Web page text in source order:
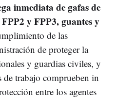
inmediata de gafas de
y FPP3, guantes y
de las
de proteger la
y guardias civiles, y
trabajo comprueben in
entre los agentes